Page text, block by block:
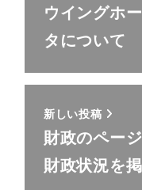
ウイングホ
タについて
新しい投稿
財政のペー
財政状況を